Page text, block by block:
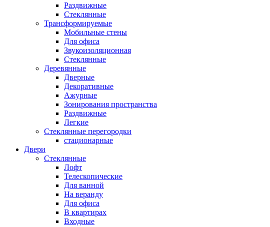
Раздвижные
Стеклянные
Трансформируемые
Мобильные стены
Для офиса
Звукоизоляционная
Стеклянные
Деревянные
Дверные
Декоративные
Ажурные
Зонирования пространства
Раздвижные
Легкие
Стеклянные перегородки
стационарные
Двери
Стеклянные
Лофт
Телескопические
Для ванной
На веранду
Для офиса
В квартирах
Входные